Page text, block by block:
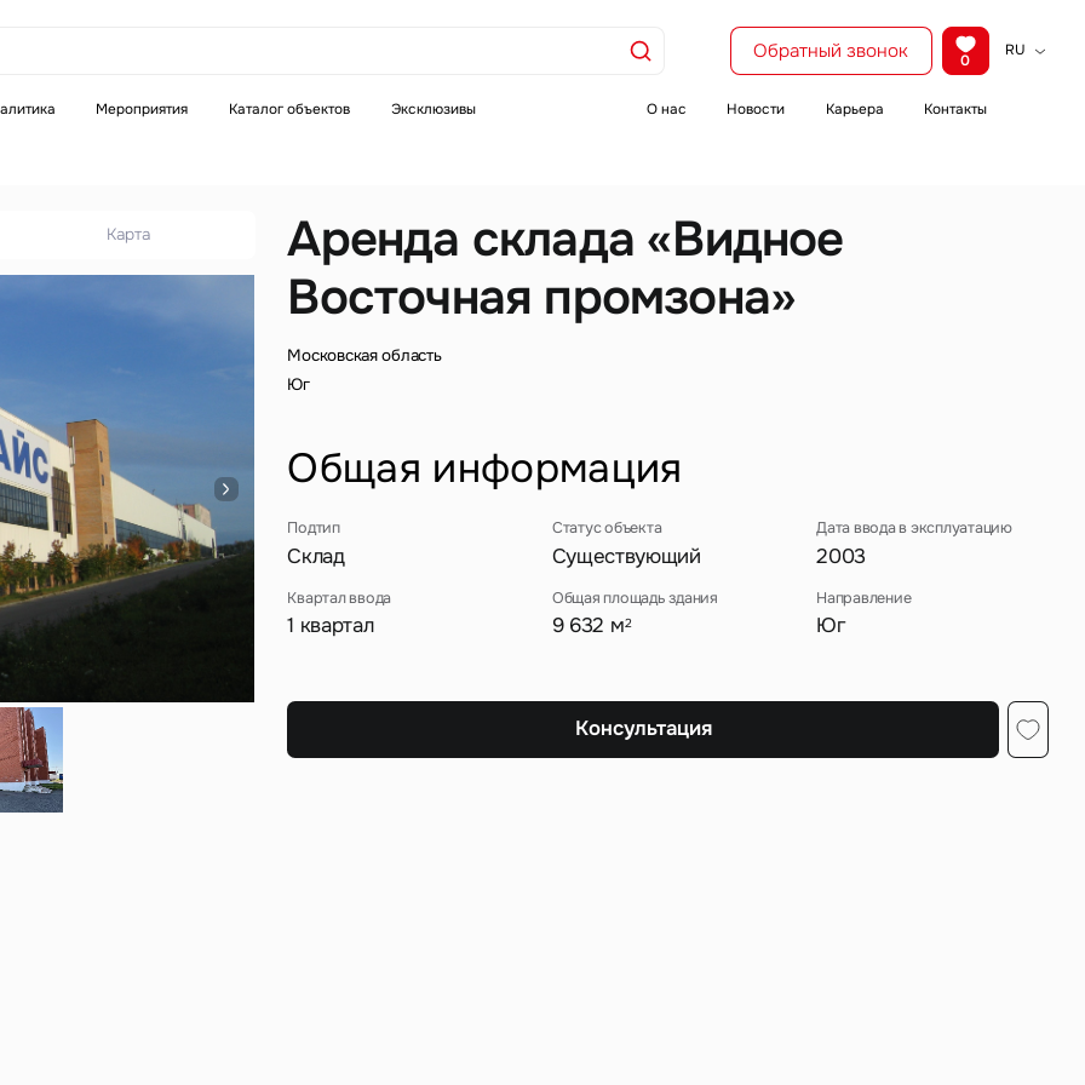
Обратный звонок 0
RU
Мероприятия Каталог объектов Эксклюзивы О нас Новости Карьера Контакты
Аренда склада «Видное
Восточная промзона»
Московская область
Юг
Общая информация
Подтип
Склад
Статус объекта
Существующий
Дата ввода в эксплуатацию
2003
Квартал ввода
1 квартал
Общая площадь здания
9 632 м2
Направление
Юг
Консультация
Карта
звонок
Это обязательное поле
Введен неверный формат
поле
неверный форматСейчас
Отправить
на кнопку «Отправить», вы даете свое согласие на обработку и использование ваших